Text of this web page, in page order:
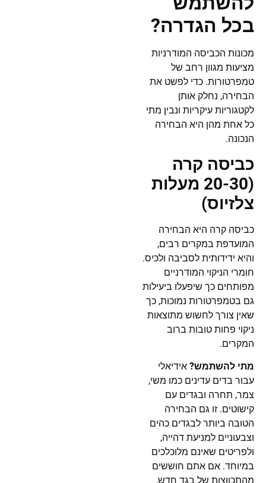
בכל הגדרה?
מכונות הכביסה המודרניות
מציעות מגוון רחב של
טמפרטורות. כדי לפשט את
הבחירה, נחלק אותן
לקטגוריות עיקריות ונבין מתי
כל אחת מהן היא הבחירה
הנכונה.
כביסה קרה
(20-30 מעלות
צלזיוס)
כביסה קרה היא הבחירה
המועדפת במקרים רבים,
והיא ידידותית לסביבה ולכיס.
חומרי הניקוי המודרניים
מפותחים כך שיפעלו ביעילות
גם בטמפרטורות נמוכות, כך
שאין צורך לחשוש מתוצאות
ניקוי פחות טובות ברוב
המקרים.
מתי להשתמש? אידיאלי
עבור בדים עדינים כמו משי,
צמר, תחרה ובגדים עם
קישוטים. זו גם הבחירה
הטובה ביותר לבגדים כהים
וצבעוניים למניעת דהייה,
ולפריטים שאינם מלוכלכים
במיוחד. אם אתם חוששים
מהתכווצות של בגד חדש,